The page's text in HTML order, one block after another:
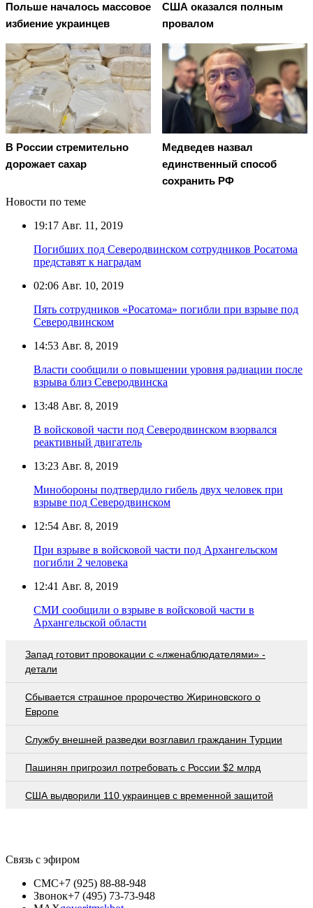
Польше началось массовое
избиение украинцев
США оказался полным
провалом
В России стремительно
дорожает сахар
Медведев назвал
единственный способ
сохранить РФ
Новости по теме
19:17 Авг. 11, 2019
Погибших под Северодвинском сотрудников Росатома
представят к наградам
02:06 Авг. 10, 2019
Пять сотрудников «Росатома» погибли при взрыве под
Северодвинском
14:53 Авг. 8, 2019
Власти сообщили о повышении уровня радиации после
взрыва близ Северодвинска
13:48 Авг. 8, 2019
В войсковой части под Северодвинском взорвался
реактивный двигатель
13:23 Авг. 8, 2019
Минобороны подтвердило гибель двух человек при
взрыве под Северодвинском
12:54 Авг. 8, 2019
При взрыве в войсковой части под Архангельском
погибли 2 человека
12:41 Авг. 8, 2019
СМИ сообщили о взрыве в войсковой части в
Архангельской области
Запад готовит провокации с «лженаблюдателями» -
детали
Сбывается страшное пророчество Жириновского о
Европе
Службу внешней разведки возглавил гражданин Турции
Пашинян пригрозил потребовать c России $2 млрд
США выдворили 110 украинцев с временной защитой
Связь с эфиром
СМС+7 (925) 88-88-948
Звонок+7 (495) 73-73-948